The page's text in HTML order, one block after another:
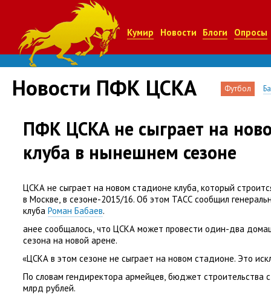
Кумир Новости Блоги Опросы
Новости ПФК ЦСКА Футбол
ПФК ЦСКА не сыграет на
клуба в нынешнем сезоне
ЦСКА не сыграет на новом стадионе клуба, который
в Москве, в сезоне-2015/16. Об этом ТАСС сообщил
клуба Роман Бабаев.
анее сообщалось, что ЦСКА может провести один-два
сезона на новой арене.
«ЦСКА в этом сезоне не сыграет на новом стадионе. Это
По словам гендиректора армейцев, бюджет строительства
млрд рублей.